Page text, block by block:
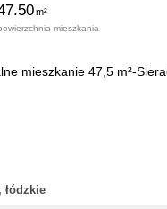
mieszkania
mieszkanie 47,5 m²-
łódzkie